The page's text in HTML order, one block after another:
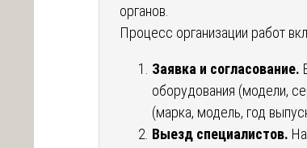
органов.
Процесс организации работ
Заявка и согласование.
оборудования (модели,
(марка, модель, год
Выезд специалистов.